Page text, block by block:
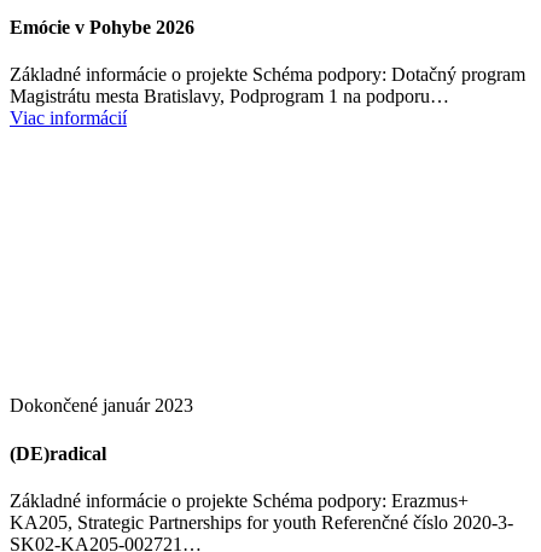
Emócie v Pohybe 2026
Základné informácie o projekte Schéma podpory: Dotačný program
Magistrátu mesta Bratislavy, Podprogram 1 na podporu…
Viac informácií
Dokončené január 2023
(DE)radical
Základné informácie o projekte Schéma podpory: Erazmus+
KA205, Strategic Partnerships for youth Referenčné číslo 2020-3-
SK02-KA205-002721…